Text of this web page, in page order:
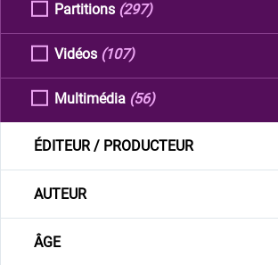
Partitions (297)
Vidéos (107)
Multimédia (56)
ÉDITEUR / PRODUCTEUR
AUTEUR
ÂGE